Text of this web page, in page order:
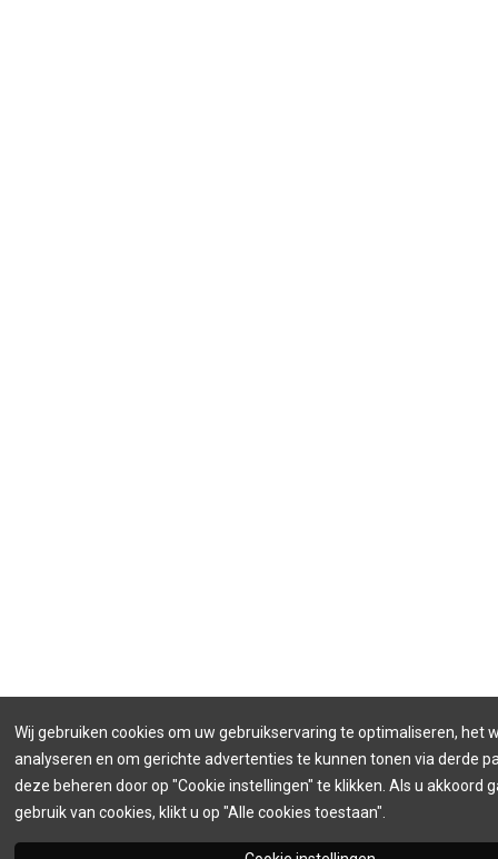
Wij gebruiken cookies om uw gebruikservaring te optimaliseren, het
analyseren en om gerichte advertenties te kunnen tonen via derde
deze beheren door op "Cookie instellingen" te klikken. Als u akkoord
gebruik van cookies, klikt u op "Alle cookies toestaan".